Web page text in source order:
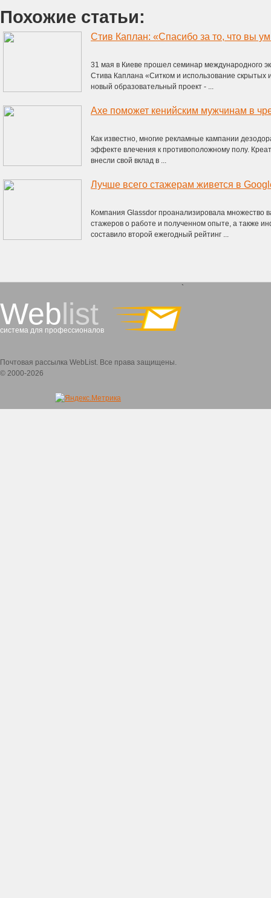
Похожие статьи:
Стив Каплан: «Спасибо за то, что вы
31 мая в Киеве прошел семинар международного
Стива Каплана «Ситком и использование скрытых
новый образовательный проект - ...
Axe поможет кенийским мужчинам в
Как известно, многие рекламные кампании
эффекте влечения к противоположному полу.
внесли свой вклад в ...
Лучше всего стажерам живется в
Компания Glassdor проанализировала множество
стажеров о работе и полученном опыте, а также
составило второй ежегодный рейтинг ...
Weblist
система для профессионалов
`
Почтовая рассылка WebList. Все права защищены.
© 2000-2026